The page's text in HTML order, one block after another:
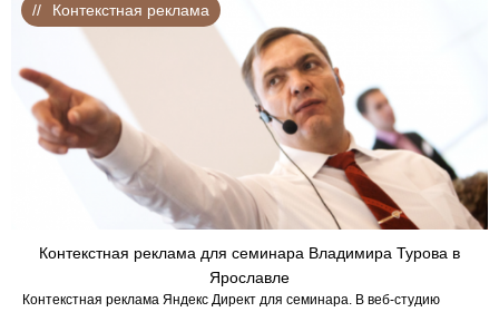
Контекстная реклама для семинара Владимира Турова в
Ярославле
Контекстная реклама Яндекс Директ для семинара. В веб-студию
Контекстная реклама